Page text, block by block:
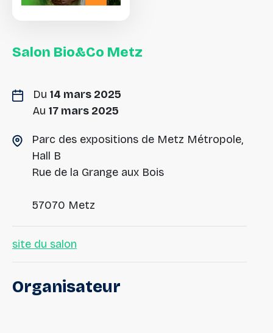
Salon Bio&Co Metz
Du 14 mars 2025
Au 17 mars 2025
Parc des expositions de Metz Métropole,
Hall B
Rue de la Grange aux Bois
57070 Metz
site du salon
Organisateur